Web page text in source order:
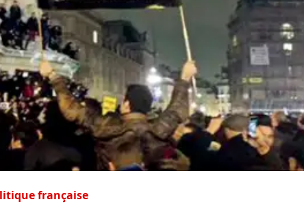
française